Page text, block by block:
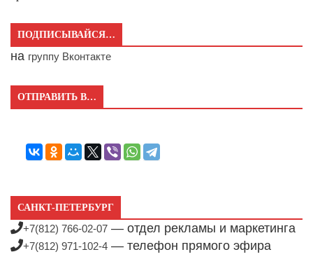
ПОДПИСЫВАЙСЯ…
на группу Вконтакте
ОТПРАВИТЬ В…
САНКТ-ПЕТЕРБУРГ
+7(812) 766-02-07 — отдел рекламы и маркетинга
+7(812) 971-102-4 — телефон прямого эфира